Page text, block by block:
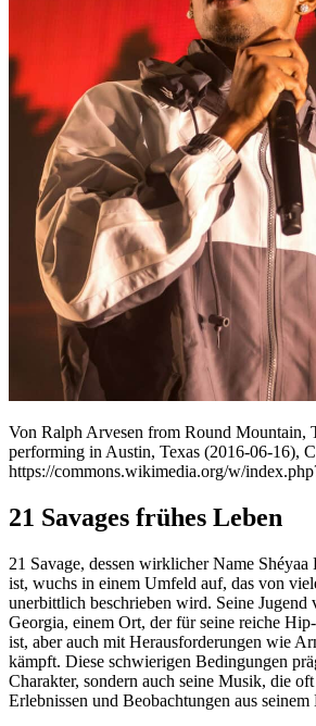
Von Ralph Arvesen from Round Mountain,
performing in Austin, Texas (2016-06-16),
https://commons.wikimedia.org/w/
21 Savages frühes Leben
21 Savage, dessen wirklicher Name Shéyaa
ist, wuchs in einem Umfeld auf, das von
unerbittlich beschrieben wird. Seine Jugend
Georgia, einem Ort, der für seine reiche
ist, aber auch mit Herausforderungen wie
kämpft. Diese schwierigen Bedingungen
Charakter, sondern auch seine Musik, die
Erlebnissen und Beobachtungen aus